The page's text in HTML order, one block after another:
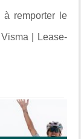
remporter le
| Lease-